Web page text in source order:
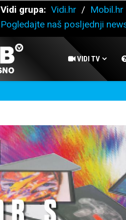
Vidi grupa: Vidi.hr / Mobil.hr
Pogledajte naš posljednji
VIDI TV